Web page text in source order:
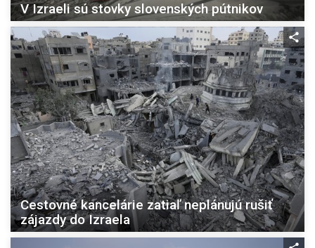
V Izraeli sú stovky slovenských pútnikov
Cestovné kancelárie zatiaľ neplánujú rušiť
zájazdy do Izraela